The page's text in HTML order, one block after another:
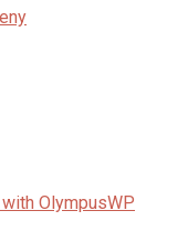
OlympusWP